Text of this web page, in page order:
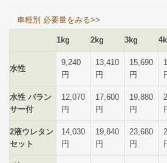
車種別 必要量をみる>>